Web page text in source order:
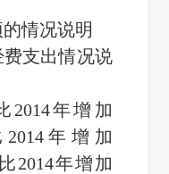
情况说明
费支出情况说
2014年增加
年增加
2014年增加